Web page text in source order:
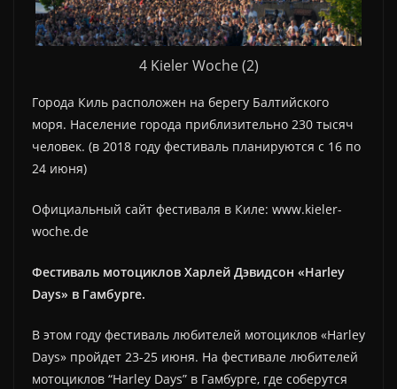
4 Kieler Woche (2)
Города Киль расположен на берегу Балтийского
моря. Население города приблизительно 230 тысяч
человек. (в 2018 году фестиваль планируются с 16 по
24 июня)
Официальный сайт фестиваля в Киле: www.kieler-
woche.de
Фестиваль мотоциклов Харлей Дэвидсон «Harley
Days» в Гамбурге.
В этом году фестиваль любителей мотоциклов «Harley
Days» пройдет 23-25 июня. На фестивале любителей
мотоциклов “Harley Days” в Гамбурге, где соберутся